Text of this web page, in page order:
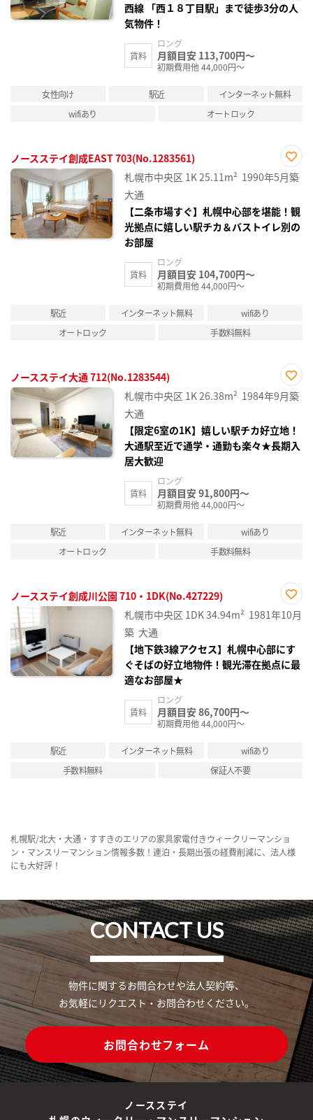
西線 「西１８丁目駅」まで徒歩3分の人
気物件！
賃料
ロング
月額目安 113,700円～
初期費用他 44,000円～
女性向け 駅近
インターネット無料
wifiあり
オートロック
ノースステイ創成EAST 703(No.1283561)
お気
に入
札幌市中央区 1K25.11m² 1990年5月築
大通
【二条市場すぐ】札幌中心部を堪能！観
光拠点に嬉しい駅チカ＆バストイレ別の
お部屋
賃料
ロング
月額目安 104,700円～
初期費用他 44,000円～
駅近 インターネット無料
wifiあり
オートロック
手数料無料
ノースステイ大通 712(No.1283544)
お気
に入
札幌市中央区 1K26.38m² 1984年9月築
大通
【限定6室の1K】嬉しい駅チカ好立地！
大通駅至近で通学・通勤も楽々★長期入
居大歓迎
賃料
ロング
月額目安 91,800円～
初期費用他 44,000円～
駅近 インターネット無料
wifiあり
オートロック
手数料無料
ノースステイ創成川公園 710・1DK(No.427229)
お気
に入
札幌市中央区 1DK34.94m² 1981年10月
築 大通
【地下鉄3線アクセス】札幌中心部にす
ぐそばの好立地物件！観光滞在拠点に最
適なお部屋★
賃料
ロング
月額目安 86,700円～
初期費用他 44,000円～
駅近 インターネット無料
wifiあり
手数料無料
保証人不要
札幌駅/北大・大通・すすきのエリアの家具家電付きウィークリーマンショ
ン・マンスリーマンション情報多数！連泊・長期出張の経費削減に、法人様
にも大好評！
CONTACT US
物件に関するお問合わせや法人契約等、
お気軽にリクエスト・お問合わせください。
お問合わせフォーム
ノースステイ